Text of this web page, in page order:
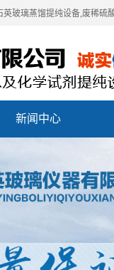
英玻璃蒸馏提纯设备,废稀硫
新闻中心